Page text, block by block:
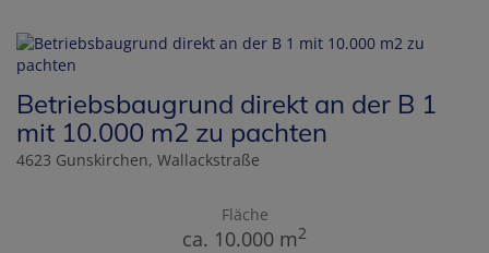
Betriebsbaugrund direkt an der B 1
mit 10.000 m2 zu pachten
4623 Gunskirchen, Wallackstraße
Fläche
ca. 10.000 m2